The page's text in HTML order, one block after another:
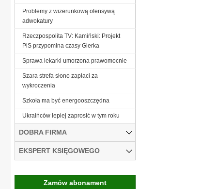
Problemy z wizerunkową ofensywą
adwokatury
Rzeczpospolita TV: Kamiński: Projekt
PiS przypomina czasy Gierka
Sprawa lekarki umorzona prawomocnie
Szara strefa słono zapłaci za
wykroczenia
Szkoła ma być energooszczędna
Ukraińców lepiej zaprosić w tym roku
DOBRA FIRMA
EKSPERT KSIĘGOWEGO
Zamów abonament